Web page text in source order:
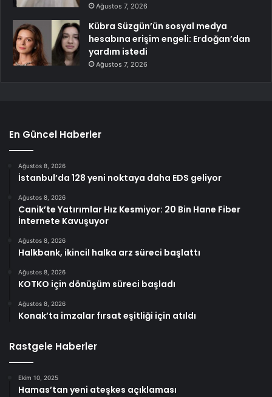
Ağustos 7, 2026
Kübra Süzgün’ün sosyal medya
hesabına erişim engeli: Erdoğan’dan
yardım istedi
Ağustos 7, 2026
En Güncel Haberler
Ağustos 8, 2026
İstanbul’da 128 yeni noktaya daha EDS geliyor
Ağustos 8, 2026
Canik’te Yatırımlar Hız Kesmiyor: 20 Bin Hane Fiber
İnternete Kavuşuyor
Ağustos 8, 2026
Halkbank, ikincil halka arz süreci başlattı
Ağustos 8, 2026
KOTKO için dönüşüm süreci başladı
Ağustos 8, 2026
Konak’ta imzalar fırsat eşitliği için atıldı
Rastgele Haberler
Ekim 10, 2025
Hamas’tan yeni ateşkes açıklaması